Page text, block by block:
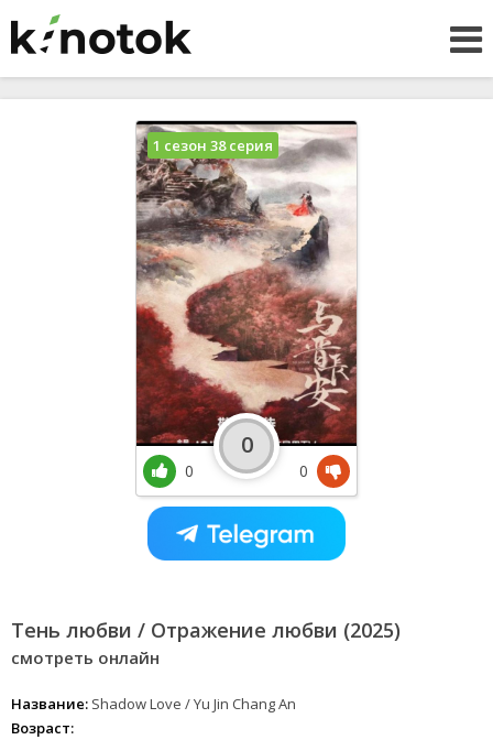
Тень любви / Отражение любви (2025)
смотреть онлайн
Название: Shadow Love / Yu Jin Chang An
Возраст:
1 сезон 38 серия
0
0
0